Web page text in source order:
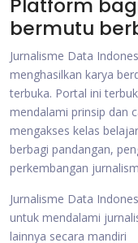
bermutu
Jurnalisme Data
menghasilkan karya
terbuka. Portal ini
mendalami prinsip dan
mengakses kelas
berbagi pandangan,
perkembangan
Jurnalisme Data
untuk mendalami
lainnya secara mandiri